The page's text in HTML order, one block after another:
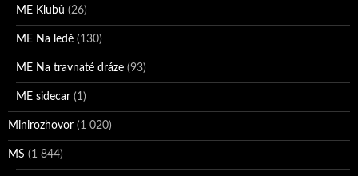
ME Klubů (26)
ME Na ledě (130)
ME Na travnaté dráze (93)
ME sidecar (1)
Minirozhovor (1 020)
MS (1 844)